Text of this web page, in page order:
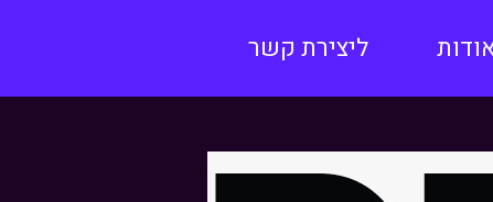
ליצירת קשר